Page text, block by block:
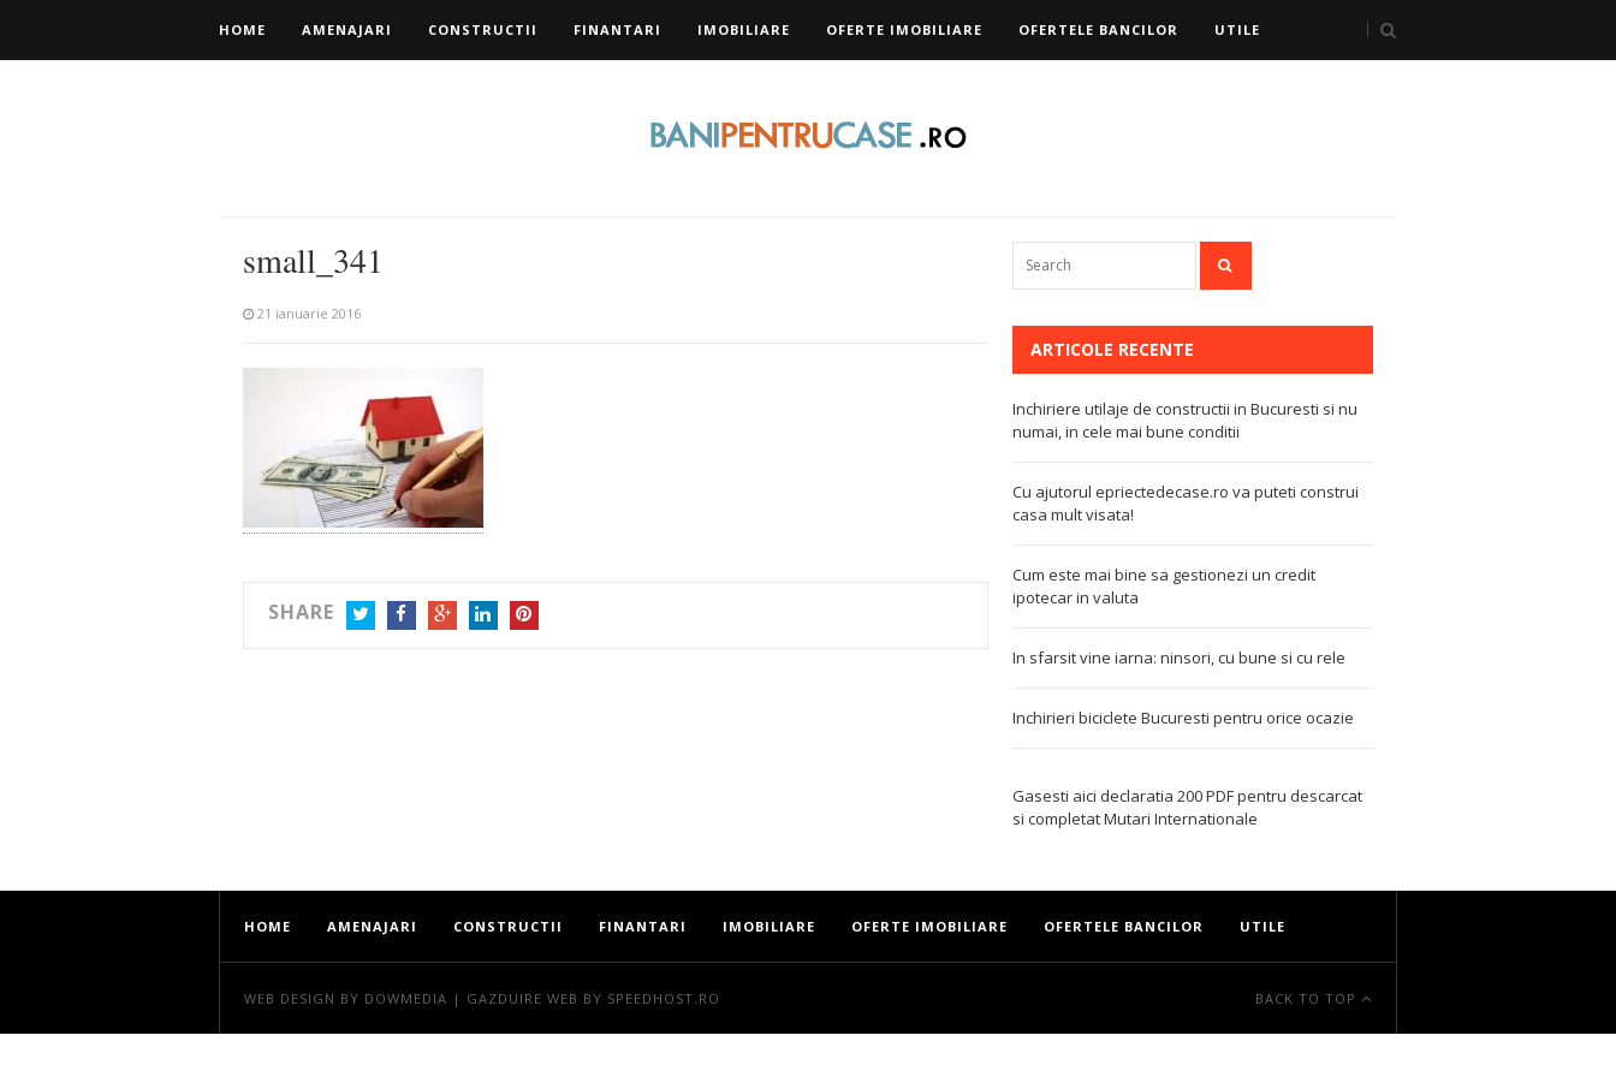
HOME AMENAJARI CONSTRUCTII FINANTARI IMOBILIARE OFERTE IMOBILIARE OFERTELE BANCILOR UTILE
small_341
21 ianuarie 2016
SHARE
ARTICOLE RECENTE
Inchiriere utilaje de constructii in Bucuresti si nu
numai, in cele mai bune conditii
Cu ajutorul epriectedecase.ro va puteti construi
casa mult visata!
Cum este mai bine sa gestionezi un credit
ipotecar in valuta
In sfarsit vine iarna: ninsori, cu bune si cu rele
Inchirieri biciclete Bucuresti pentru orice ocazie
Gasesti aici declaratia 200 PDFpentru descarcat
si completatMutari Internationale
HOME AMENAJARI CONSTRUCTII FINANTARI IMOBILIARE OFERTE IMOBILIARE OFERTELE BANCILOR UTILE
WEB DESIGN BY DOWMEDIA | GAZDUIRE WEB BY SPEEDHOST.RO BACK TO TOP